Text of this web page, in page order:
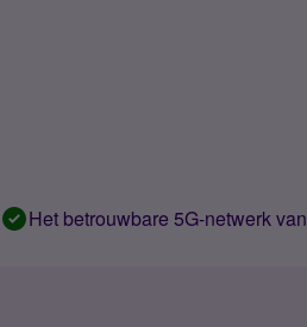
Het betrouwbare 5G-netwerk van